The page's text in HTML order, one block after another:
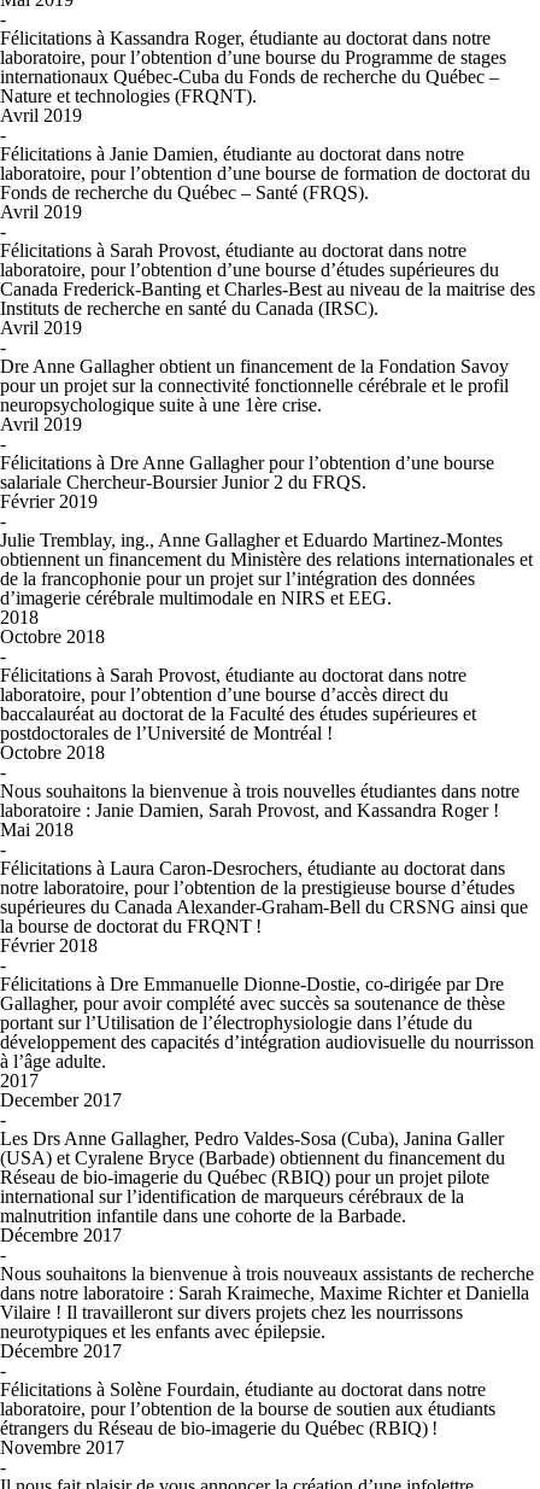
-
Félicitations à Kassandra Roger, étudiante au doctorat dans notre
laboratoire, pour l’obtention d’une bourse du Programme de stages
internationaux Québec-Cuba du Fonds de recherche du Québec –
Nature et technologies (FRQNT).
Avril 2019
-
Félicitations à Janie Damien, étudiante au doctorat dans notre
laboratoire, pour l’obtention d’une bourse de formation de doctorat du
Fonds de recherche du Québec – Santé (FRQS).
Avril 2019
-
Félicitations à Sarah Provost, étudiante au doctorat dans notre
laboratoire, pour l’obtention d’une bourse d’études supérieures du
Canada Frederick-Banting et Charles-Best au niveau de la maitrise des
Instituts de recherche en santé du Canada (IRSC).
Avril 2019
-
Dre Anne Gallagher obtient un financement de la Fondation Savoy
pour un projet sur la connectivité fonctionnelle cérébrale et le profil
neuropsychologique suite à une 1ère crise.
Avril 2019
-
Félicitations à Dre Anne Gallagher pour l’obtention d’une bourse
salariale Chercheur-Boursier Junior 2 du FRQS.
Février 2019
-
Julie Tremblay, ing., Anne Gallagher et Eduardo Martinez-Montes
obtiennent un financement du Ministère des relations internationales et
de la francophonie pour un projet sur l’intégration des données
d’imagerie cérébrale multimodale en NIRS et EEG.
2018
Octobre 2018
-
Félicitations à Sarah Provost, étudiante au doctorat dans notre
laboratoire, pour l’obtention d’une bourse d’accès direct du
baccalauréat au doctorat de la Faculté des études supérieures et
postdoctorales de l’Université de Montréal !
Octobre 2018
-
Nous souhaitons la bienvenue à trois nouvelles étudiantes dans notre
laboratoire : Janie Damien, Sarah Provost, and Kassandra Roger !
Mai 2018
-
Félicitations à Laura Caron-Desrochers, étudiante au doctorat dans
notre laboratoire, pour l’obtention de la prestigieuse bourse d’études
supérieures du Canada Alexander-Graham-Bell du CRSNG ainsi que
la bourse de doctorat du FRQNT !
Février 2018
-
Félicitations à Dre Emmanuelle Dionne-Dostie, co-dirigée par Dre
Gallagher, pour avoir complété avec succès sa soutenance de thèse
portant sur l’Utilisation de l’électrophysiologie dans l’étude du
développement des capacités d’intégration audiovisuelle du nourrisson
à l’âge adulte.
2017
December 2017
-
Les Drs Anne Gallagher, Pedro Valdes-Sosa (Cuba), Janina Galler
(USA) et Cyralene Bryce (Barbade) obtiennent du financement du
Réseau de bio-imagerie du Québec (RBIQ) pour un projet pilote
international sur l’identification de marqueurs cérébraux de la
malnutrition infantile dans une cohorte de la Barbade.
Décembre 2017
-
Nous souhaitons la bienvenue à trois nouveaux assistants de recherche
dans notre laboratoire : Sarah Kraimeche, Maxime Richter et Daniella
Vilaire ! Il travailleront sur divers projets chez les nourrissons
neurotypiques et les enfants avec épilepsie.
Décembre 2017
-
Félicitations à Solène Fourdain, étudiante au doctorat dans notre
laboratoire, pour l’obtention de la bourse de soutien aux étudiants
étrangers du Réseau de bio-imagerie du Québec (RBIQ) !
Novembre 2017
-